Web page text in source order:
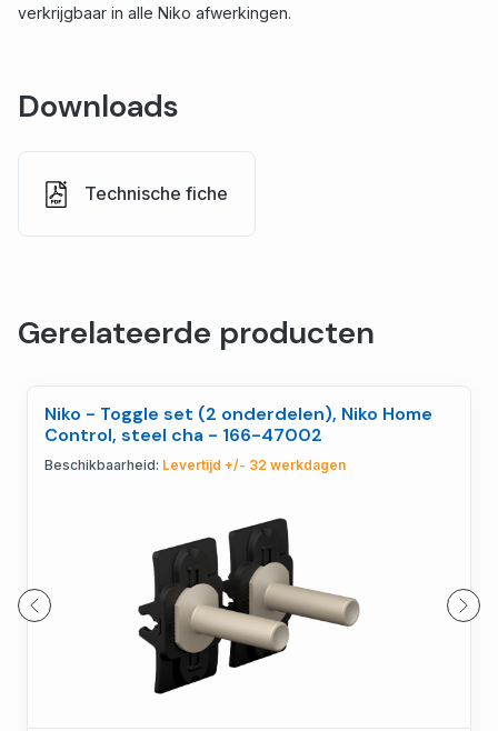
verkrijgbaar in alle Niko afwerkingen.
Downloads
Technische fiche
Gerelateerde producten
Niko - Toggle set (2 onderdelen), Niko Home
Control, steel cha - 166-47002
Beschikbaarheid: Levertijd +/- 32 werkdagen